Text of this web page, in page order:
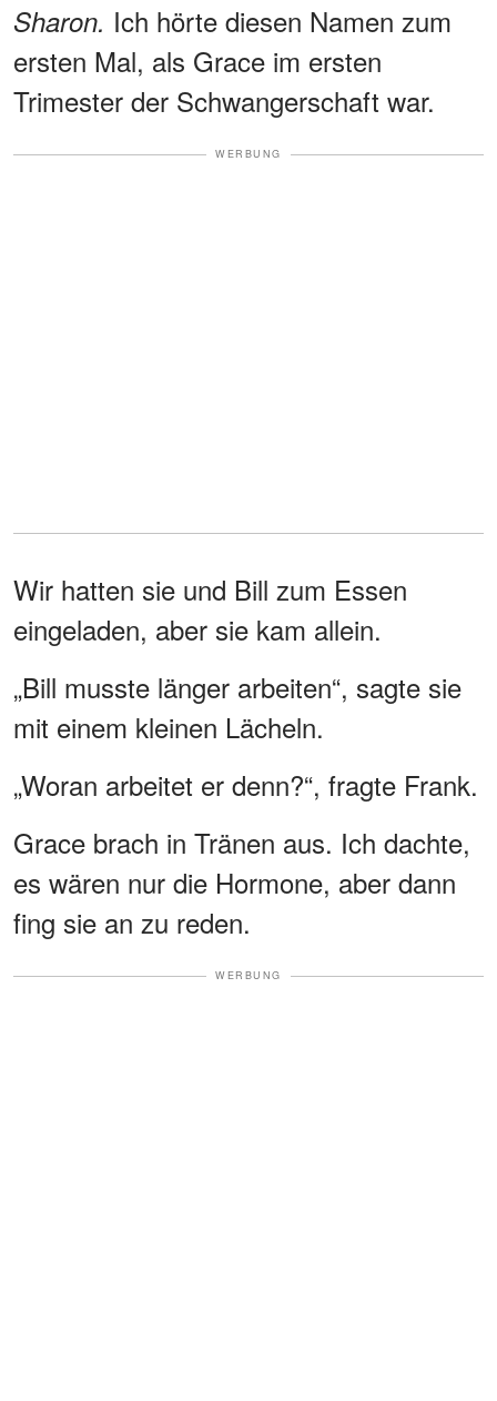
Sharon. Ich hörte diesen Namen zum
ersten Mal, als Grace im ersten
Trimester der Schwangerschaft war.
WERBUNG
Wir hatten sie und Bill zum Essen
eingeladen, aber sie kam allein.
„Bill musste länger arbeiten“, sagte sie
mit einem kleinen Lächeln.
„Woran arbeitet er denn?“, fragte Frank.
Grace brach in Tränen aus. Ich dachte,
es wären nur die Hormone, aber dann
fing sie an zu reden.
WERBUNG